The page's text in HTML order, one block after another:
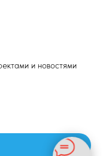
и новостями